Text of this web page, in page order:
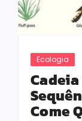
Ecologia
Come